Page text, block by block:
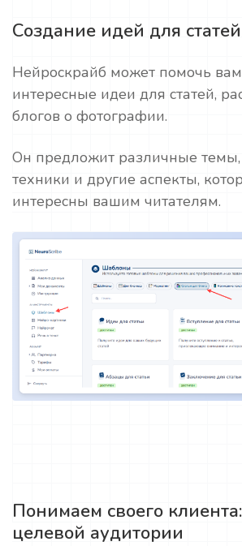
Создание идей для
Нейроскрайб может помочь
интересные идеи для статей,
блогов о фотографии.
Он предложит различные темы,
техники и другие аспекты,
интересны вашим читателям.
Понимаем своего
целевой аудитории